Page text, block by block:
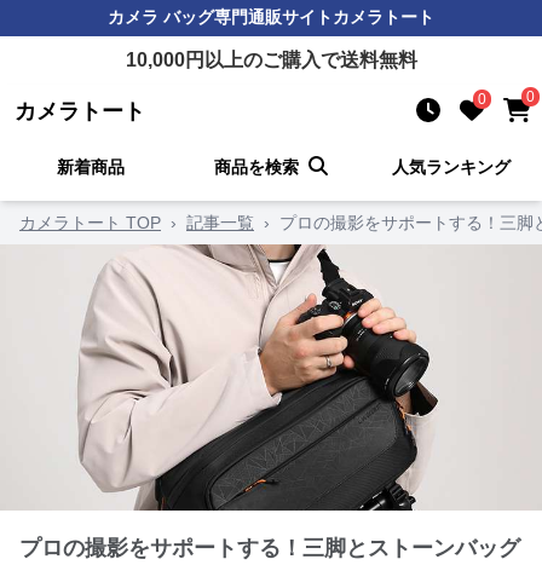
カメラ バッグ専門通販サイトカメラトート
10,000円以上のご購入で送料無料
カメラトート 0 0
新着商品 商品を検索 人気ランキング
カメラトート TOP › 記事一覧 › プロの撮影をサポートする！三
プロの撮影をサポートする！三脚とストーンバッグ